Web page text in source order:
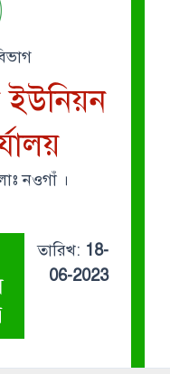
নওগাঁ ।
তারিখ: 18-
06-2023